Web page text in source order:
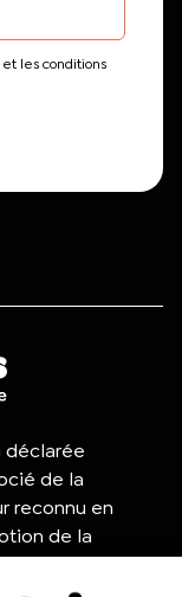
les conditions
déclarée
de la
reconnu en
de la
le VIH/sida.